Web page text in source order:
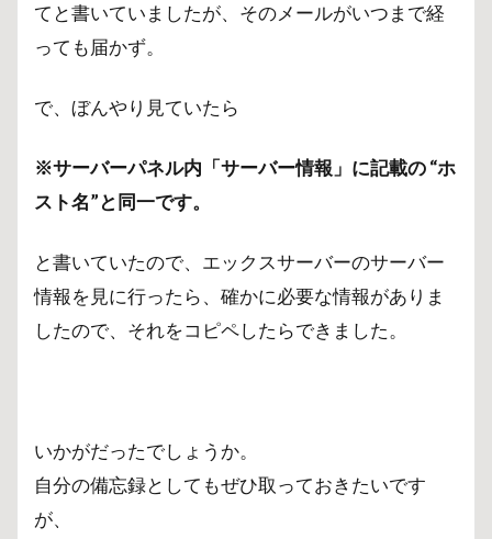
てと書いていましたが、そのメールがいつまで経
っても届かず。
で、ぼんやり見ていたら
※サーバーパネル内「サーバー情報」に記載の “ホ
スト名”と同一です。
と書いていたので、エックスサーバーのサーバー
情報を見に行ったら、確かに必要な情報がありま
したので、それをコピペしたらできました。
いかがだったでしょうか。
自分の備忘録としてもぜひ取っておきたいです
が、